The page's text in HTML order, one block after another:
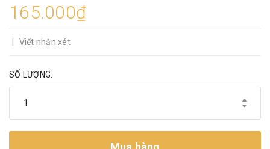
165.000₫
Viết nhận xét
SỐ LƯỢNG: